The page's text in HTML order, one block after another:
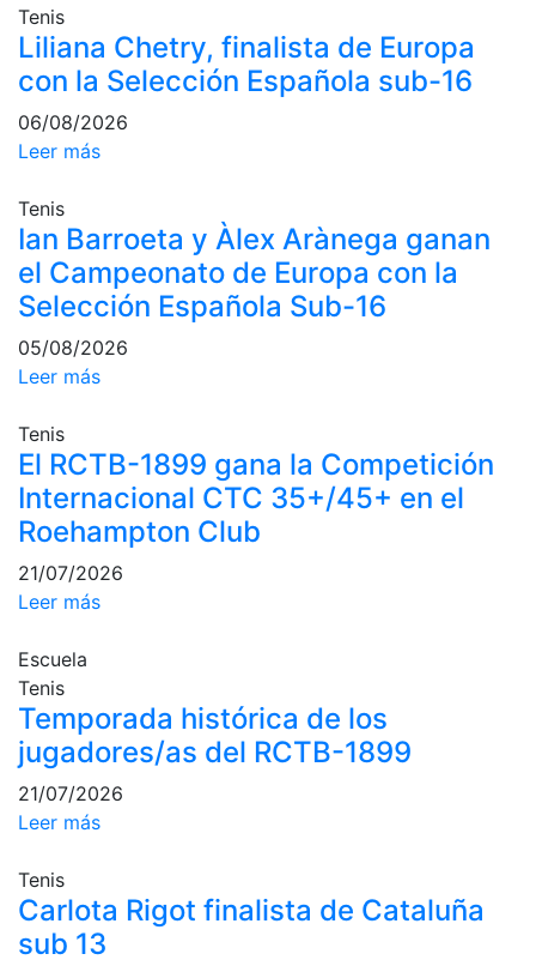
Pádel
Campeonato
Social de Pádel
Cuadros de
d'Honor
Histórico del
Campeonato
Normativa
Otros deportes
Área social
Activitats
Salidas
Conferencias
Inspirational
Talks
Actividades
Sociales
mesa
Peñas del Club
Tenis
Liliana Chetry, finalista de Europa
con la Selección Española sub-16
06/08/2026
Leer más
Tenis
Ian Barroeta y Àlex Arànega ganan
el Campeonato de Europa con la
Selección Española Sub-16
05/08/2026
Leer más
Tenis
El RCTB-1899 gana la Competición
Internacional CTC 35+/45+ en el
Roehampton Club
21/07/2026
Leer más
Escuela
Tenis
Temporada histórica de los
jugadores/as del RCTB-1899
21/07/2026
Leer más
Tenis
Carlota Rigot finalista de Cataluña
sub 13